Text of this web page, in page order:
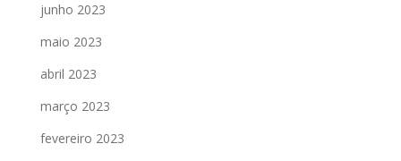
junho 2023
maio 2023
abril 2023
março 2023
fevereiro 2023